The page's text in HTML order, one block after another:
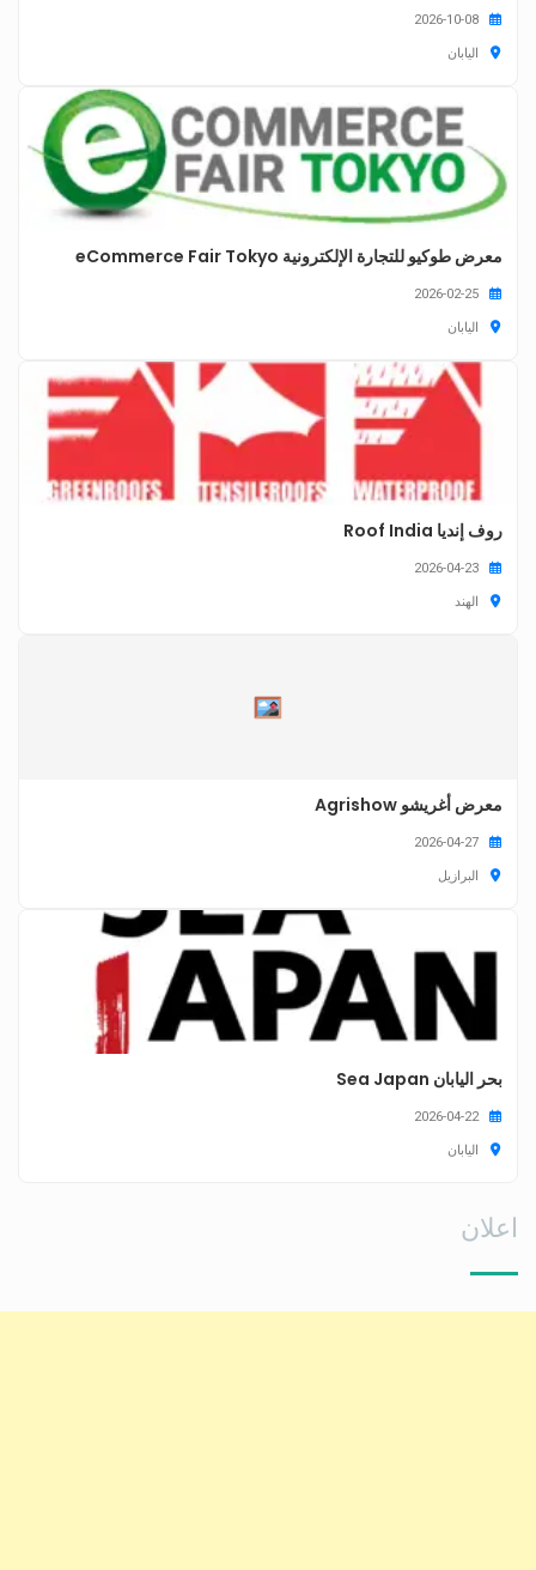
اليابان
معرض طوكيو للتجارة الإلكترونية eCommerce Fair Tokyo
اليابان
روف إنديا Roof India
الهند
معرض أغريشو Agrishow
البرازيل
بحر اليابان Sea Japan
2026-04-22
اليابان
اعلان